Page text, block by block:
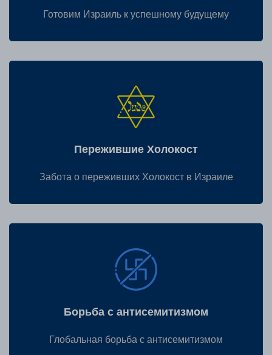
Готовим Израиль к успешному будущему
Пережившие Холокост
Забота о переживших Холокост в Израиле
Борьба с антисемитизмом
Глобальная борьба с антисемитизмом